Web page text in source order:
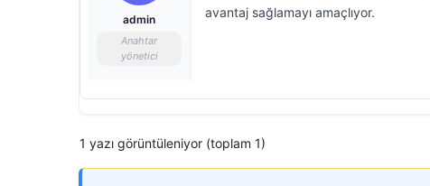
admin
Anahtar
yönetici
avantaj sağlamayı amaçlıyor.
1 yazı görüntüleniyor (toplam 1)